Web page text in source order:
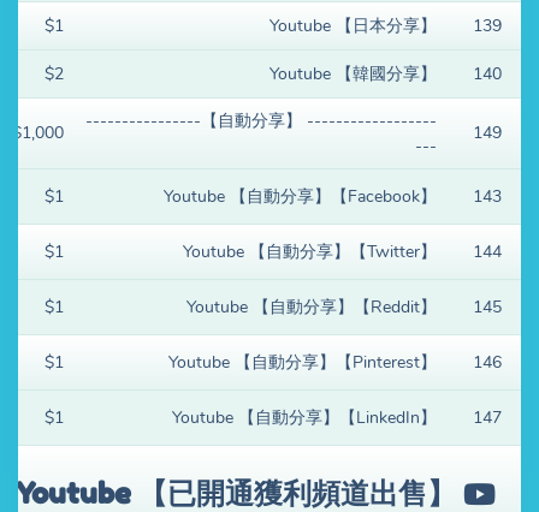
139
Youtube 【日本分享】
$1
140
Youtube 【韓國分享】
$2
149
------------------ 【自動分享】----------------
---
$1,000
143
Youtube 【自動分享】【Facebook】
$1
144
Youtube 【自動分享】【Twitter】
$1
145
Youtube 【自動分享】【Reddit】
$1
146
Youtube 【自動分享】【Pinterest】
$1
147
Youtube 【自動分享】【LinkedIn】
$1
Youtube 【已開通獲利頻道出售】